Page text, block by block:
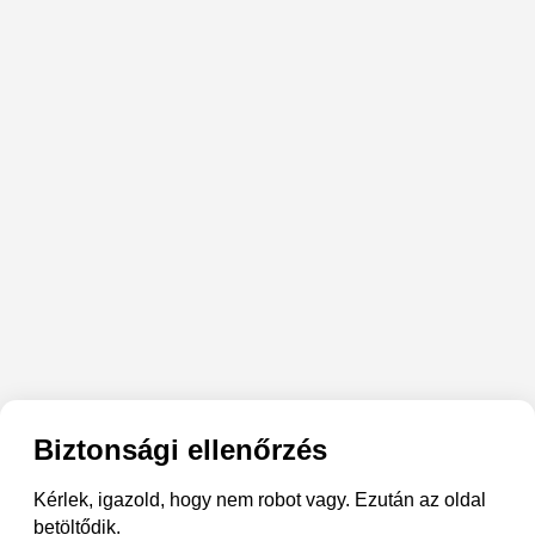
Biztonsági ellenőrzés
Kérlek, igazold, hogy nem robot vagy. Ezután az oldal
betöltődik.